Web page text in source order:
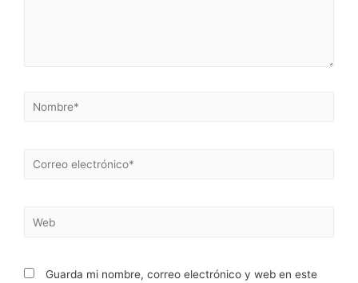
Nombre*
Correo
Web
Guarda mi nombre, correo electrónico y web en este